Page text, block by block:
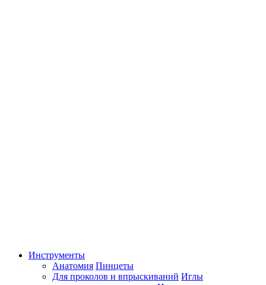
Инструменты
Анатомия Пинцеты
Для проколов и впрыскиваний Иглы